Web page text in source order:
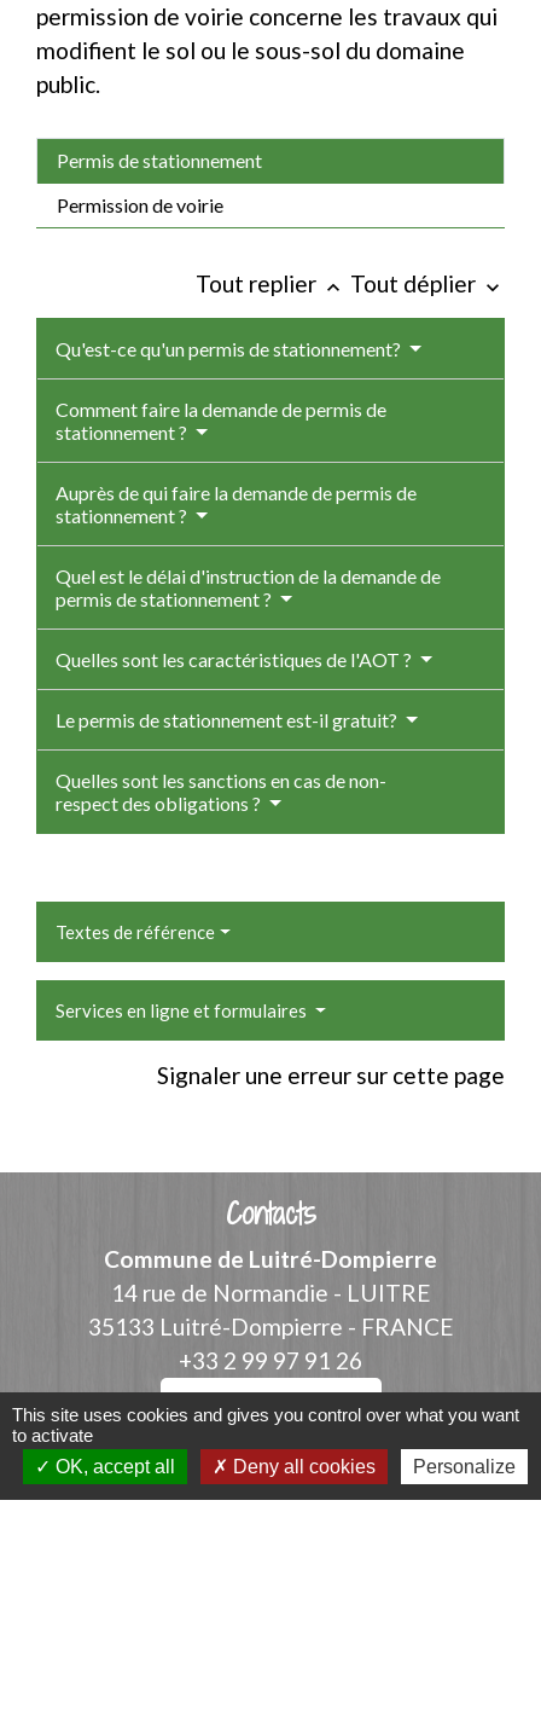
permission de voirie concerne les travaux qui
modifient le sol ou le sous-sol du domaine
public.
Permis de stationnement
Permission de voirie
Tout replier keyboard_arrow_up Tout déplier keyboard_arrow_down
Qu'est-ce qu'un permis de stationnement?
Comment faire la demande de permis de
stationnement ?
Auprès de qui faire la demande de permis de
stationnement ?
Quel est le délai d'instruction de la demande de
permis de stationnement ?
Quelles sont les caractéristiques de l'AOT ?
Le permis de stationnement est-il gratuit?
Quelles sont les sanctions en cas de non-
respect des obligations ?
Textes de référence
Services en ligne et formulaires
Signaler une erreur sur cette page
Contacts
Commune de Luitré-Dompierre
14 rue de Normandie - LUITRE
35133 Luitré-Dompierre - FRANCE
+33 2 99 97 91 26
Contact par formulaire
This site uses cookies and gives you control over what you want
to activate
OK, accept all
Deny all cookies Personalize